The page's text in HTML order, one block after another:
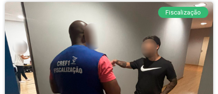
Fiscalização